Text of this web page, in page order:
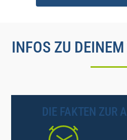
INFOS ZU
DIE FAKTEN ZUR